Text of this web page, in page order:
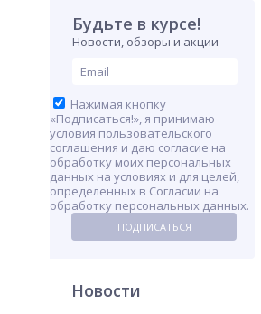
Будьте в курсе!
Новости, обзоры и акции
Нажимая кнопку
«Подписаться!», я принимаю
условия пользовательского
соглашения и даю согласие на
обработку моих персональных
данных на условиях и для целей,
определенных в Согласии на
обработку персональных данных.
ПОДПИСАТЬСЯ
Новости